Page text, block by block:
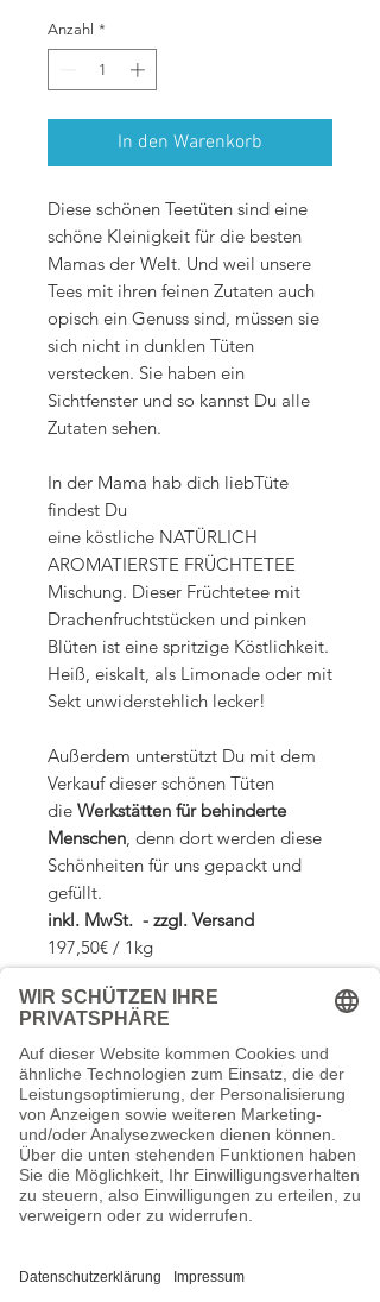
pro
1
Kilogramm
Anzahl *
In den Warenkorb
Diese schönen Teetüten sind eine
schöne Kleinigkeit für die besten
Mamas der Welt. Und weil unsere
Tees mit ihren feinen Zutaten auch
opisch ein Genuss sind, müssen sie
sich nicht in dunklen Tüten
verstecken. Sie haben ein
Sichtfenster und so kannst Du alle
Zutaten sehen.
In der Mama hab dich liebTüte
findest Du
eine köstliche NATÜRLICH
AROMATIERSTE FRÜCHTETEE
Mischung. Dieser Früchtetee mit
Drachenfruchtstücken und pinken
Blüten ist eine spritzige Köstlichkeit.
Heiß, eiskalt, als Limonade oder mit
Sekt unwiderstehlich lecker!
Außerdem unterstützt Du mit dem
Verkauf dieser schönen Tüten
die Werkstätten für behinderte
Menschen, denn dort werden diese
Schönheiten für uns gepackt und
gefüllt.
inkl. MwSt. - zzgl. Versand
197,50€ / 1kg
Zutaten:
Apfelstücke (Apfel, Säuerungsmittel:
Zitronensäure), Hibiskusblüten,
Weinbeeren, süße Brombeerblätter,
NATÜRLICHES AROMA, Holunderbeeren,
Reismehl) (1,5%), Rosenblütenblätter,
Versandkosten
Wir berechnen die Versandkosten nach
Ab einem Bestellwert von 29,00 € liefern
Lebensmittelzertifizierter weißer